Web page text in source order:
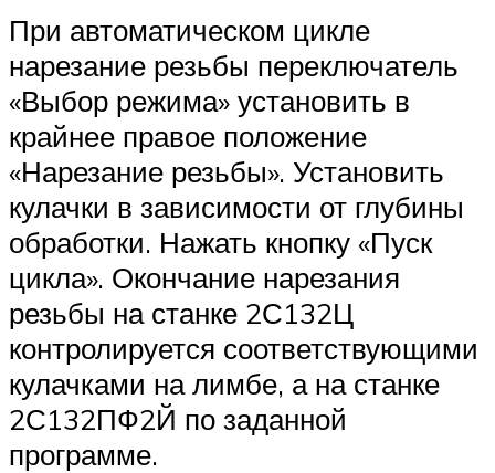
При автоматическом цикле
нарезание резьбы переключатель
«Выбор режима» установить в
крайнее правое положение
«Нарезание резьбы». Установить
кулачки в зависимости от глубины
обработки. Нажать кнопку «Пуск
цикла». Окончание нарезания
резьбы на станке 2С132Ц
контролируется соответствующими
кулачками на лимбе, а на станке
2С132ПФ2Й по заданной
программе.